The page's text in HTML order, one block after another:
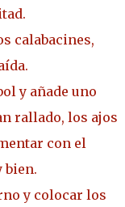
calabacines,
y añade uno
rallado, los ajos
con el
bien.
y colocar los